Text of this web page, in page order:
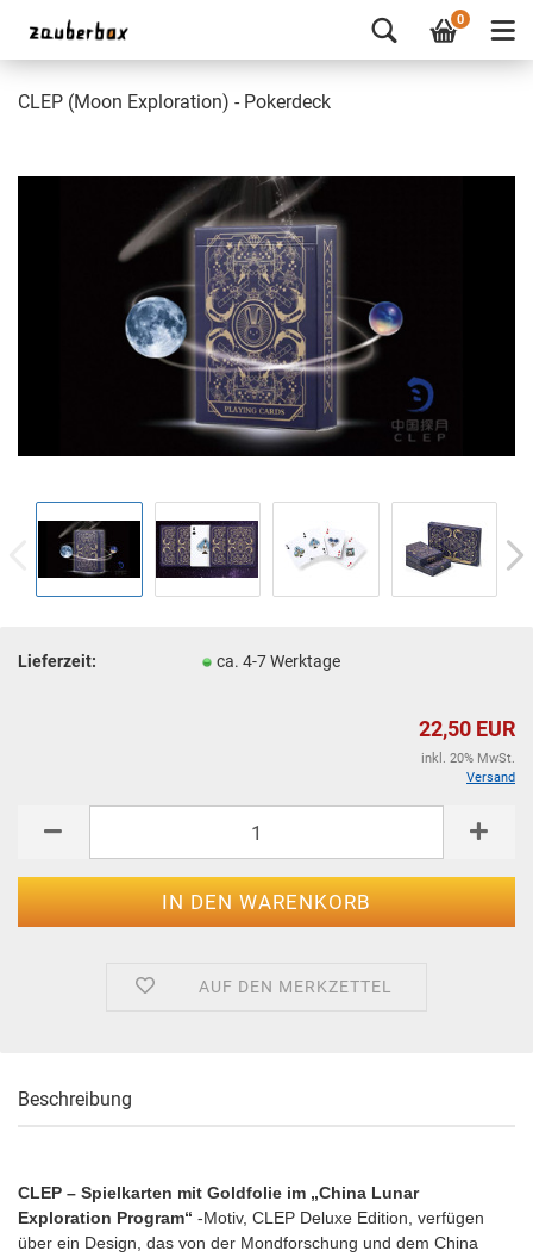
0
CLEP (Moon Exploration) - Pokerdeck
Lieferzeit: ca. 4-7 Werktage
22,50 EUR
inkl. 20% MwSt.
Versand
AUF DEN MERKZETTEL
Beschreibung
CLEP – Spielkarten mit Goldfolie im „China Lunar
Exploration Program“ -Motiv, CLEP Deluxe Edition, verfügen
über ein Design, das von der Mondforschung und dem China